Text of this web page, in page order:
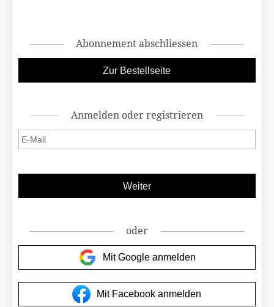
Abonnement abschliessen
Anmelden oder registrieren
oder
Mit Google anmelden
Mit Facebook anmelden